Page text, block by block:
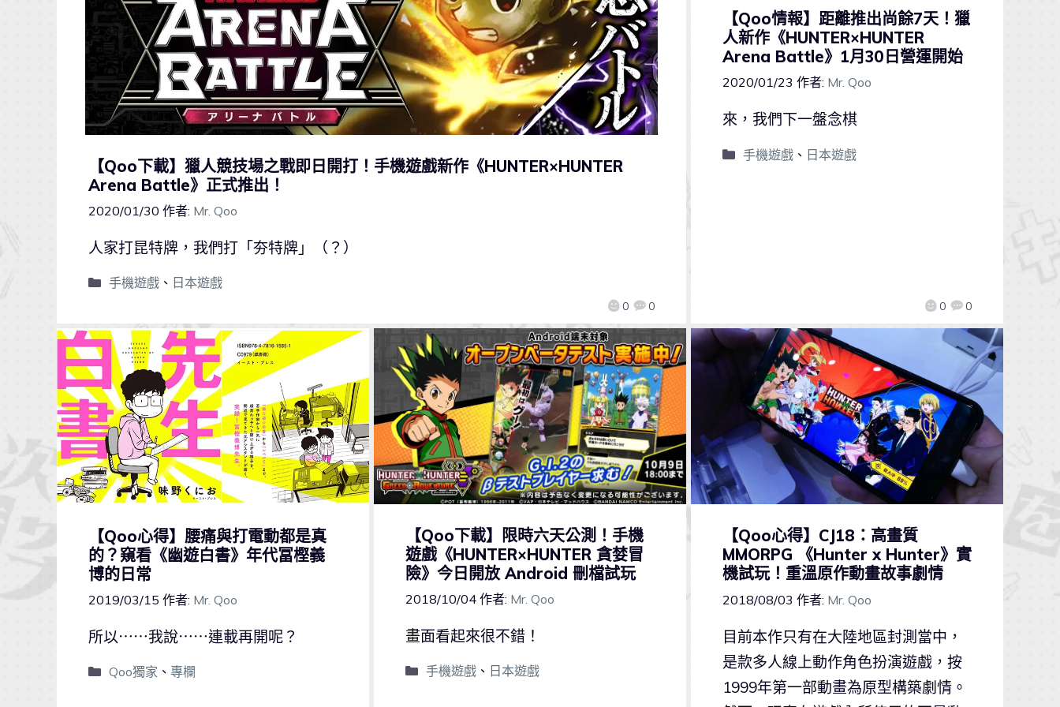
【Qoo下載】獵人競技場之戰即日開打！手機遊戲新作《HUNTER×HUNTER
Arena Battle》正式推出！
2020/01/30 作者: Mr. Qoo
0 0
人家打昆特牌，我們打「夯特牌」（？）
手機遊戲、 日本遊戲
【Qoo情報】距離推出尚餘7天！獵
人新作《HUNTER×HUNTER
Arena Battle》1月30日營運開始
2020/01/23 作者: Mr. Qoo
0 0
來，我們下一盤念棋
手機遊戲、 日本遊戲
【Qoo心得】腰痛與打電動都是真
的？窺看《幽遊白書》年代冨樫義
博的日常
2019/03/15 作者: Mr. Qoo
所以⋯⋯我說⋯⋯連載再開呢？
Qoo獨家 、 專欄
【Qoo下載】限時六天公測！手機
遊戲《HUNTER×HUNTER 貪婪冒
險》今日開放 Android 刪檔試玩
2018/10/04 作者: Mr. Qoo
畫面看起來很不錯！
手機遊戲、 日本遊戲
【Qoo心得】CJ18：高畫質
MMORPG 《Hunter x Hunter》實
機試玩！重溫原作動畫故事劇情
2018/08/03 作者: Mr. Qoo
目前本作只有在大陸地區封測當中，
是款多人線上動作角色扮演遊戲，按
1999年第一部動畫為原型構築劇情。